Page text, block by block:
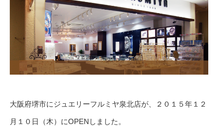
大阪府堺市にジュエリーフルミヤ泉北店が、２０１５年１２
月１０日（木）にOPENしました。